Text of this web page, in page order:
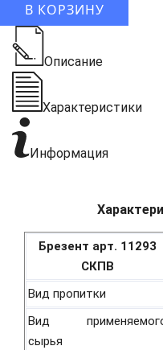
В КОРЗИНУ
Описание
Характеристики
Информация
Брезент арт. 11293
СКПВ
Вид пропитки
Вид
сырья